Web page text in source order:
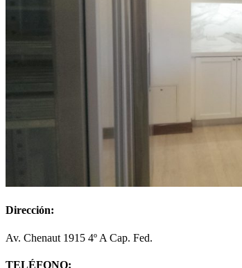
Dirección:
Av. Chenaut 1915 4º A Cap. Fed.
TELÉFONO: